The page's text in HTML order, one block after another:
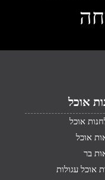
אוכל
אוכל
אוכל
בר
אוכל עגולות